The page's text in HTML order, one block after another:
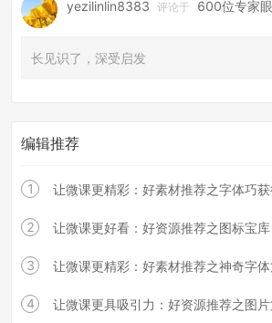
yezilinlin8383 评论于 600位专家
长见识了，深受启发
编辑推荐
1 让微课更精彩：好素材推荐之字体巧
2 让微课更好看：好资源推荐之图标宝库
3 让微课更精彩：好素材推荐之神奇字体
4 让微课更具吸引力：好资源推荐之图片